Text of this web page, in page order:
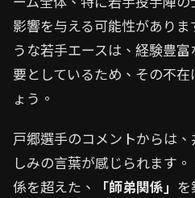
影響を与える可能性があり
うな若手エースは、経験豊
要としているため、その不
ょう。
戸郷選手のコメントからは
しみの言葉が感じられます
係を超えた、
「師弟関係」 を